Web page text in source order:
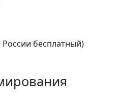
России бесплатный)